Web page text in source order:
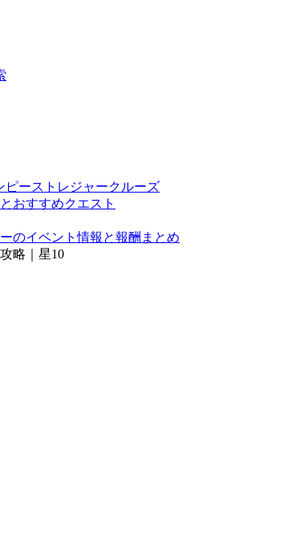
ピーストレジャークルーズ
おすすめクエスト
のイベント情報と報酬まとめ
略｜星10